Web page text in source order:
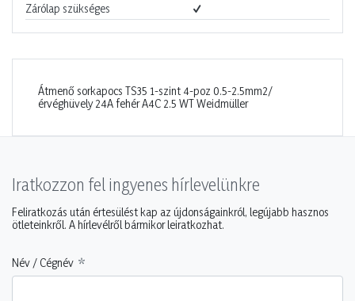
Zárólap szükséges
Átmenő sorkapocs TS35 1-szint 4-poz 0.5-2.5mm2/
érvéghüvely 24A fehér A4C 2.5 WT Weidmüller
Iratkozzon fel ingyenes hírlevelünkre
Feliratkozás után értesülést kap az újdonságainkról, legújabb hasznos
ötleteinkről. A hírlevélről bármikor leiratkozhat.
Név / Cégnév